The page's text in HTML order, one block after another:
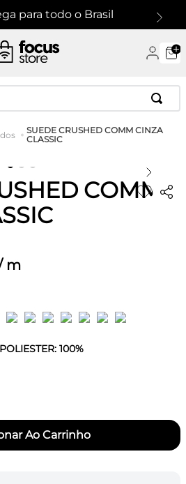
para todo o Brasil
SUEDE CRUSHED COMM CINZA
CLASSIC
COMM
m
POLIESTER: 100%